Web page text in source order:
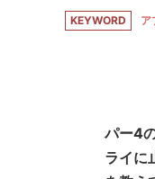
KEYWORD ア
パー4
ライに